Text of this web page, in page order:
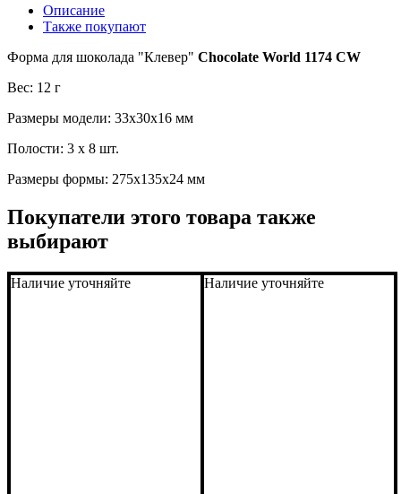
Описание
Также покупают
Форма для шоколада "Клевер" Chocolate World 1174 CW
Вес: 12 г
Размеры модели: 33x30x16 мм
Полости: 3 x 8 шт.
Размеры формы: 275x135x24 мм
Покупатели этого товара также
выбирают
Наличие уточняйте Наличие уточняйте